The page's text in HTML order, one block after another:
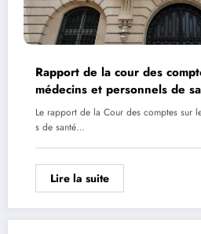
Rapport de la cour des
médecins et personnels de
logique archaïque,
pour les fossoyeurs du
Le rapport de la Cour des comptes sur
s de santé…
Lire la suite